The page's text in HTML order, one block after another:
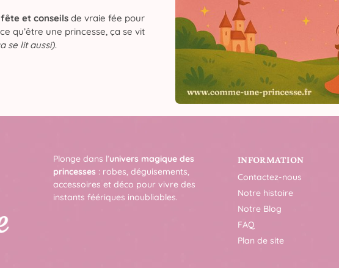
et conseilsde vraie fée pour
qu’être une princesse, ça se vit
se lit aussi).
Plonge dans l’univers magique des
princesses : robes, déguisements,
accessoires et déco pour vivre des
instants féériques inoubliables.
INFORMATION
Contactez-nous
Notre histoire
Notre Blog
FAQ
Plan de site